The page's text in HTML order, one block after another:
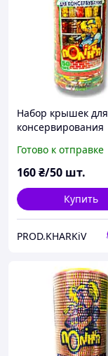
Набор крышек для
консервирования
Готово к отправке
160₴/50 шт.
Купить
PROD.KHARKiV